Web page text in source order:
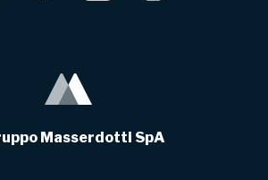
Masserdotti SpA